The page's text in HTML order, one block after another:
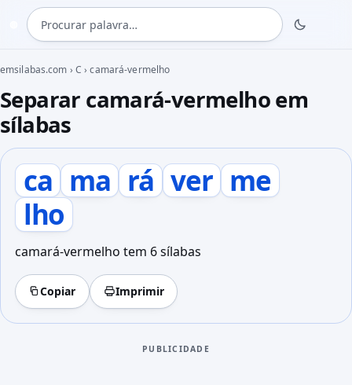
Procurar palavra
emsilabas.com › C ›camará-vermelho
Separar camará-vermelho em
sílabas
ca ma rá ver me
lho
camará-vermelho tem 6 sílabas
Copiar Imprimir
PUBLICIDADE